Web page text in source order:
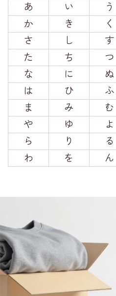
あ い う
か
き く
さ
し す
た
ち つ
な
に ぬ
は
ひ ふ
ま
み む
や
ゆ
よ
ら
り る
わ
を ん